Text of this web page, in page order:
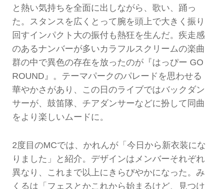
と熱い気持ちを全面に出しながら、歌い、踊っ
た。スタンスを広くとって腕を頭上で大きく振り
回すインパクト大の振付も熱狂を生んだ。疾走感
のあるナンバーが多いカラフルスクリームの楽曲
群の中で異色の存在を放ったのが『はっぴー GO
ROUND』。テーマパークのパレードを思わせる
華やかさがあり、この日のライブではバックダン
サーが、鼓笛隊、チアダンサーなどに扮して同曲
をより楽しいムードに。
2度目のMCでは、かれんが「今日から新衣装にな
りました」と紹介。デザインはメンバーそれぞれ
異なり、これまで以上にきらびやかになった。み
くるは「フェスとかこれから始まるけど、見つけ